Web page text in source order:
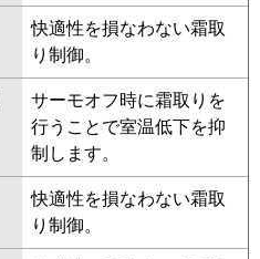
快適性を損なわない霜取
り制御。
サーモオフ時に霜取りを
行うことで室温低下を抑
制します。
快適性を損なわない霜取
り制御。